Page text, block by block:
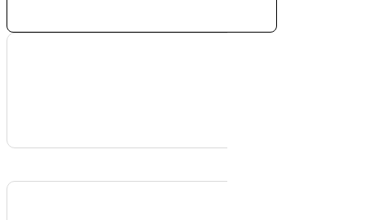
Как не стать участником